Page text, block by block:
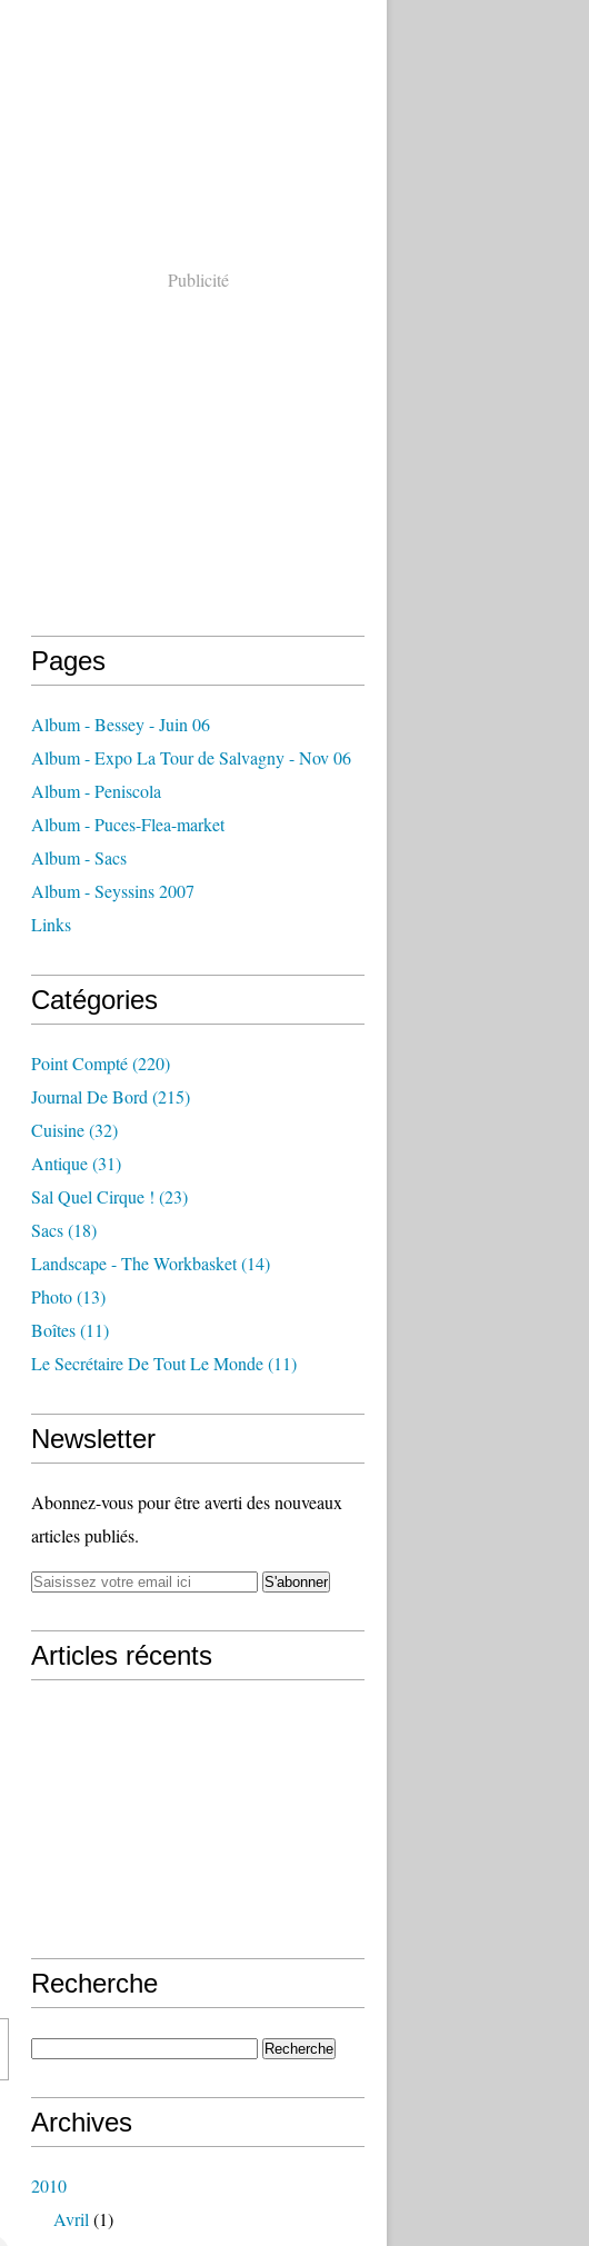
Publicité
Pages
Album - Bessey - Juin 06
Album - Expo La Tour de Salvagny - Nov 06
Album - Peniscola
Album - Puces-Flea-market
Album - Sacs
Album - Seyssins 2007
Links
Catégories
Point Compté(220)
Journal De Bord (215)
Cuisine(32)
Antique(31)
Sal Quel Cirque ! (23)
Sacs(18)
Landscape - The Workbasket(14)
Photo(13)
Boîtes(11)
Le Secrétaire De Tout Le Monde(11)
Newsletter
Abonnez-vous pour être averti des nouveaux
articles publiés.
Articles récents
Recherche
Archives
2010
Avril (1)